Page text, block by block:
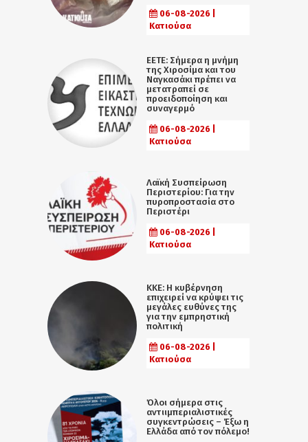
06-08-2026 |
Κατιούσα
ΕΕΤΕ: Σήμερα η μνήμη
της Χιροσίμα και του
Ναγκασάκι πρέπει να
μετατραπεί σε
προειδοποίηση και
συναγερμό
06-08-2026 |
Κατιούσα
Λαϊκή Συσπείρωση
Περιστερίου: Για την
πυροπροστασία στο
Περιστέρι
06-08-2026 |
Κατιούσα
ΚΚΕ: Η κυβέρνηση
επιχειρεί να κρύψει τις
μεγάλες ευθύνες της
για την εμπρηστική
πολιτική
06-08-2026 |
Κατιούσα
Όλοι σήμερα στις
αντιιμπεριαλιστικές
συγκεντρώσεις – Έξω η
Ελλάδα από τον πόλεμο!